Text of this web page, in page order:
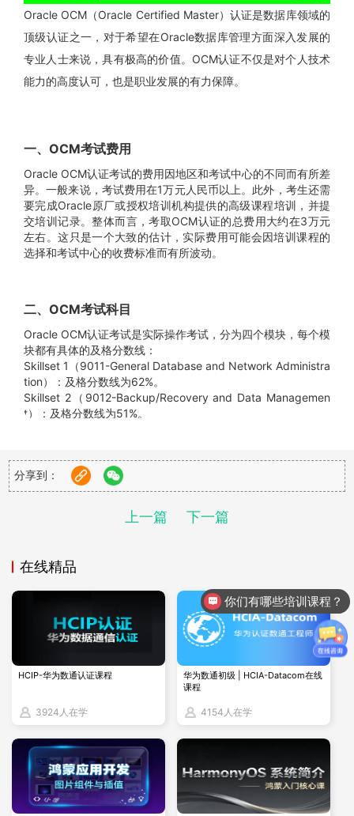
Oracle OCM（Oracle Certified Master）认证是数据库领域的
顶级认证之一，对于希望在Oracle数据库管理方面深入发展的
专业人士来说，具有极高的价值。OCM认证不仅是对个人技术
能力的高度认可，也是职业发展的有力保障。
一、OCM考试费用
Oracle OCM认证考试的费用因地区和考试中心的不同而有所差
异。一般来说，考试费用在1万元人民币以上。此外，考生还需
要完成Oracle原厂或授权培训机构提供的高级课程培训，并提
交培训记录。整体而言，考取OCM认证的总费用大约在3万元
左右。这只是一个大致的估计，实际费用可能会因培训课程的
选择和考试中心的收费标准而有所波动。
二、OCM考试科目
Oracle OCM认证考试是实际操作考试，分为四个模块，每个模
块都有具体的及格分数线：
Skillset 1（9011-General Database and Network Administra
tion）：及格分数线为62%。
Skillset 2（9012-Backup/Recovery and Data Managemen
t）：及格分数线为51%。
Skillset 4（9014-Configuring Real Application Clusters）：
及格分数线为63%。
要顺利通过OCM考试，考生需要掌握以下内容：
包括数据库的安装、配置、维护和优化。例如，
到故障时能够快速准确地进行恢复操作，保障数据的完整性和
能够分析和解决数据库性能问题。例如，识别慢查
询、优化索引和调整内存分配等。
数据迁移与高可用性：涉及数据在不同环境之间的迁移以及确
故障分析诊断与解决：培养快速分析、快速定位和解决数据库
故障的能力。
分享到：
上一篇 下一篇
在线精品
HCIP-华为数通认证课程
3924人在学
华为数通初级 | HCIA-Datacom在线
课程
4154人在学
你们有哪些培训课程？